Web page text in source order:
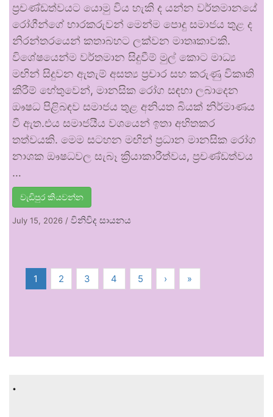
ප්‍රචණ්ඩත්වයට යොමු විය හැකි ද යන්න වර්තමානයේ
රෝගීන්ගේ භාරකරුවන් මෙන්ම පොදු සමාජය තුළ ද
නිරන්තරයෙන් කතාබහට ලක්වන මාතෘකාවකි.
විශේෂයෙන්ම වර්තමාන සිදුවීම් මුල් කොට මාධ්‍ය
මඟින් සිදුවන ඇතැම් අසත්‍ය ප්‍රචාර සහ කරුණු විකෘති
කිරීම් හේතුවෙන්, මානසික රෝග සඳහා ලබාදෙන
ඖෂධ පිළිබඳව සමාජය තුළ අනියත බියක් නිර්මාණය
වී ඇත.එය සමාජයීය වශයෙන් ඉතා අහිතකර
තත්වයකි. මෙම සටහන මඟින් ප්‍රධාන මානසික රෝග
නාශක ඖෂධවල සැබෑ ක්‍රියාකාරීත්වය, ප්‍රචණ්ඩත්වය
…
වැඩිපුර කියවන්න
July 15, 2026 / විනිවිද සායනය
1 2 3 4 5 › »
.